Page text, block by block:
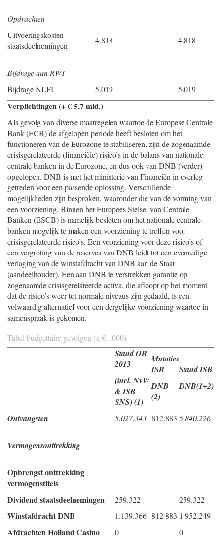
Opdrachten
Uitvoeringskosten
staatsdeelnemingen
4.818 4.818
Bijdrage aan RWT
Bijdrage NLFI
5.019 5.019
Verplichtingen (+ € 5,7 mld.)
Als gevolg van diverse maatregelen waartoe de Europese Centrale
Bank (ECB) de afgelopen periode heeft besloten om het
functioneren van de Eurozone te stabiliseren, zijn de zogenaamde
crisisgerelateerde (financiële) risico’s in de balans van nationale
centrale banken in de Eurozone, en dus ook van DNB (verder)
opgelopen. DNB is met het ministerie van Financiën in overleg
getreden voor een passende oplossing. Verschillende
mogelijkheden zijn besproken, waaronder die van de vorming van
een voorziening. Binnen het Europees Stelsel van Centrale
Banken (ESCB) is namelijk besloten om het nationale centrale
banken mogelijk te maken een voorziening te treffen voor
crisisgerelateerde risico’s. Een voorziening voor deze risico’s of
een vergroting van de reserves van DNB leidt tot een evenredige
verlaging van de winstafdracht van DNB aan de Staat
(aandeelhouder). Een aan DNB te verstrekken garantie op
zogenaamde crisisgerelateerde activa, die afloopt op het moment
dat de risico’s weer tot normale niveaus zijn gedaald, is een
volwaardig alternatief voor een dergelijke voorziening waartoe in
samenspraak is gekomen.
Tabel budgettaire gevolgen (x € 1000)
Stand OB
2013
(incl. NvW
& ISB
SNS) (1)
Mutaties
ISB
DNB
(2)
Stand ISB
DNB(1+2)
Ontvangsten 5.027.343 812.883 5.840.226
Vermogensonttrekking
Opbrengst onttrekking
vermogenstitels
Dividend staatsdeelnemingen
259.322 259.322
Winstafdracht DNB 1.139.366 812 883 1.952.249
Afdrachten Holland Casino 0 0